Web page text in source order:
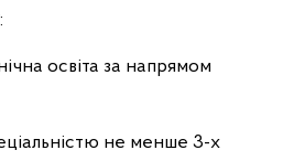
освіта за напрямом
не менше 3-х